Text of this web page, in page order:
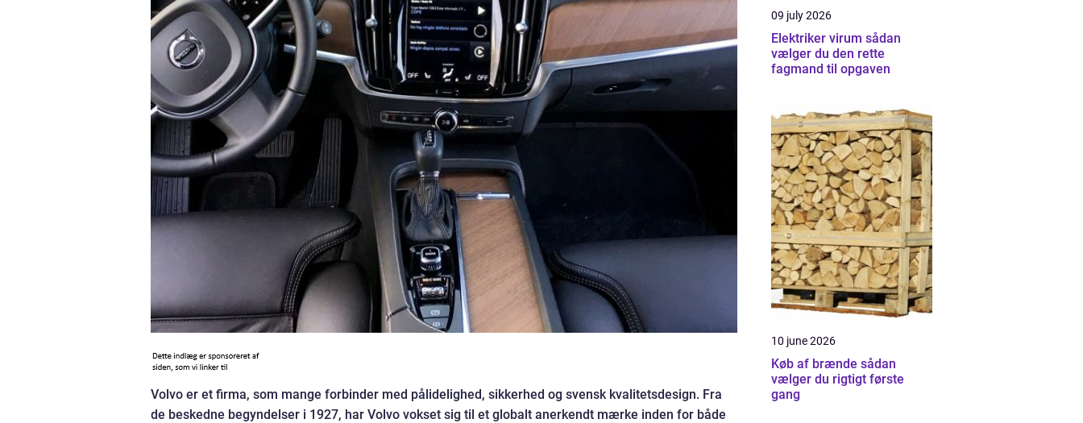
Volvo er et firma, som mange forbinder med pålidelighed, sikkerhed og svensk kvalitetsdesign. Fra
de beskedne begyndelser i 1927, har Volvo vokset sig til et globalt anerkendt mærke inden for både
09 july 2026
Elektriker virum sådan
vælger du den rette
fagmand til opgaven
10 june 2026
Køb af brænde sådan
vælger du rigtigt første
gang